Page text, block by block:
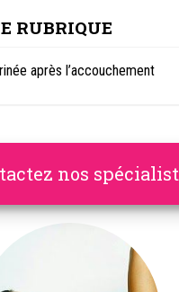
RUBRIQUE
après l’accouchement
nos